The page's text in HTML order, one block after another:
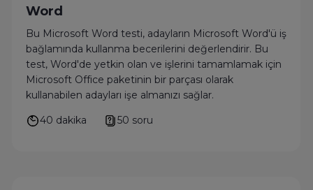
Word
Bu Microsoft Word testi, adayların Microsoft Word'ü iş
bağlamında kullanma becerilerini değerlendirir. Bu
test, Word'de yetkin olan ve işlerini tamamlamak için
Microsoft Office paketinin bir parçası olarak
kullanabilen adayları işe almanızı sağlar.
40 dakika
50 soru